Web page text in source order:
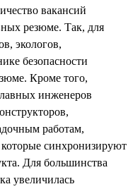
вакансий
резюме. Так, для
экологов,
безопасности
Кроме того,
инженеров
работам,
синхронизируют
Для большинства
увеличилась